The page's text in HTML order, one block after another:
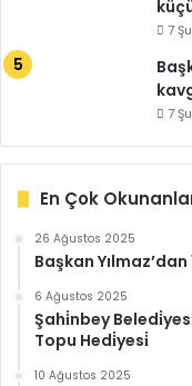
7
7
En Çok
26 Ağustos 2025
Başkan Yılmaz’dan
6 Ağustos 2025
Şahi̇nbey
Topu Hedi̇yesi̇
10 Ağustos 2025